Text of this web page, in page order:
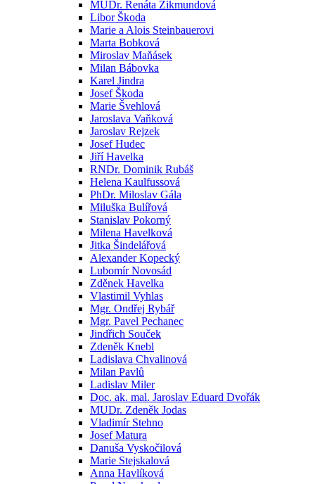
MUDr. Renáta Zikmundová
Libor Škoda
Marie a Alois Steinbauerovi
Marta Bobková
Miroslav Maňásek
Milan Bábovka
Karel Jindra
Josef Škoda
Marie Švehlová
Jaroslava Vaňková
Jaroslav Rejzek
Josef Hudec
Jiří Havelka
RNDr. Dominik Rubáš
Helena Kaulfussová
PhDr. Miloslav Gála
Miluška Bulířová
Stanislav Pokorný
Milena Havelková
Jitka Šindelářová
Alexander Kopecký
Lubomír Novosád
Zděnek Havelka
Vlastimil Vyhlas
Mgr. Ondřej Rybář
Mgr. Pavel Pechanec
Jindřich Souček
Zdeněk Knebl
Ladislava Chvalinová
Milan Pavlů
Ladislav Miler
Doc. ak. mal. Jaroslav Eduard Dvořák
MUDr. Zdeněk Jodas
Vladimír Stehno
Josef Matura
Danuša Vyskočilová
Marie Stejskalová
Anna Havlíková